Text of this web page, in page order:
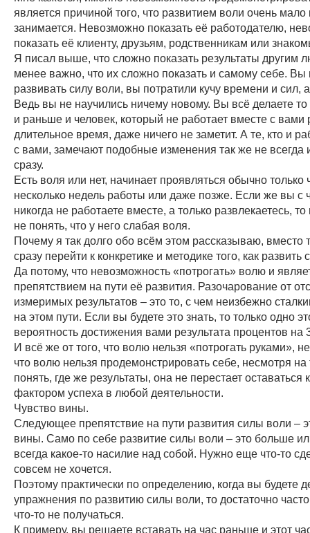
является причиной того, что развитием воли очень мало
занимается. Невозможно показать её работодателю,
показать её клиенту, друзьям, родственникам или
Я писал выше, что сложно показать результаты другим
менее важно, что их сложно показать и самому себе. Вы
развивать силу воли, вы потратили кучу времени и сил, а
Ведь вы не научились ничему новому. Вы всё делаете
и раньше и человек, который не работает вместе с вами
длительное время, даже ничего не заметит. А те, кто и
с вами, замечают подобные изменения так же не всегда
сразу.
Есть воля или нет, начинает проявляться обычно только
несколько недель работы или даже позже. Если же вы с
никогда не работаете вместе, а только развлекаетесь,
не понять, что у него слабая воля.
Почему я так долго обо всём этом рассказываю, вместо
сразу перейти к конкретике и методике того, как развить
Да потому, что невозможность «потрогать» волю и
препятствием на пути её развития. Разочарование от
измеримых результатов – это то, с чем неизбежно
на этом пути. Если вы будете это знать, то только одно
вероятность достижения вами результата процентов на
И всё же от того, что волю нельзя «потрогать руками»,
что волю нельзя продемонстрировать себе, несмотря на
понять, где же результаты, она не перестает
фактором успеха в любой деятельности.
Чувство вины.
Следующее препятствие на пути развития силы воли –
вины. Само по себе развитие силы воли – это больше
всегда какое-то насилие над собой. Нужно еще что-то
совсем не хочется.
Поэтому практически по определению, когда вы будете
упражнения по развитию силы воли, то достаточно часто
что-то не получаться.
К примеру, вы решаете вставать на час раньше и этот